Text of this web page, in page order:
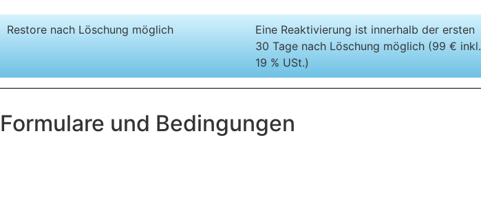
Restore nach Löschung möglich
Eine Reaktivierung ist innerhalb der ersten
30 Tage nach Löschung möglich (99 € inkl.
19 % USt.)
Formulare und Bedingungen